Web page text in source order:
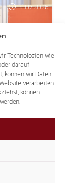
Technologien wie
darauf
können wir Daten
verarbeiten.
können
31.07.2026
FÜR
29.07.2026